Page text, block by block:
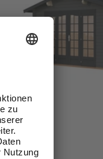
PALMAKO